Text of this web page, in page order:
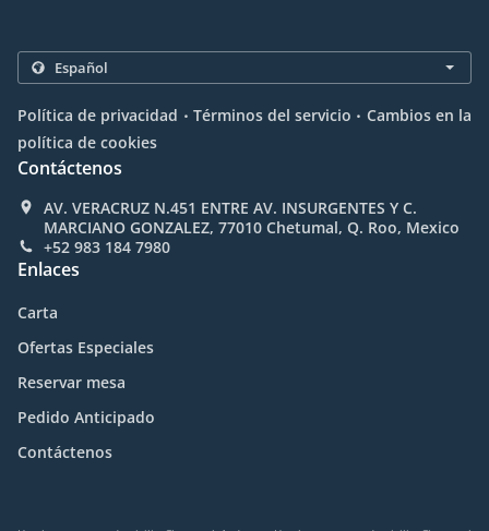
Política de privacidad . Términos del servicio . Cambios en la
política de cookies
Contáctenos
AV. VERACRUZ N.451 ENTRE AV. INSURGENTES Y C.
MARCIANO GONZALEZ, 77010 Chetumal, Q. Roo, Mexico
+52 983 184 7980
Enlaces
Carta
Ofertas Especiales
Reservar mesa
Pedido Anticipado
Contáctenos